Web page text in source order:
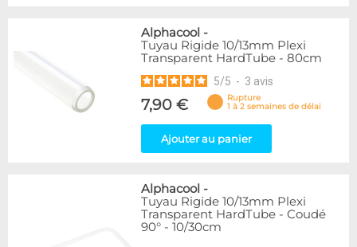
Alphacool -
Tuyau Rigide 10/13mm Plexi
Transparent HardTube - 80cm
5/5 - 3 avis
7,90 €
Rupture
1 à 2 semaines de délai
Ajouter au panier
Alphacool -
Tuyau Rigide 10/13mm Plexi
Transparent HardTube - Coudé
90° - 10/30cm